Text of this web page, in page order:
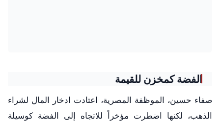
الفضة كمخزن للقيمة
صفاء حسين، الموظفة المصرية، اعتادت ادخار المال لشراء
الذهب، لكنها اضطرت مؤخراً للاتجاه إلى الفضة كوسيلة